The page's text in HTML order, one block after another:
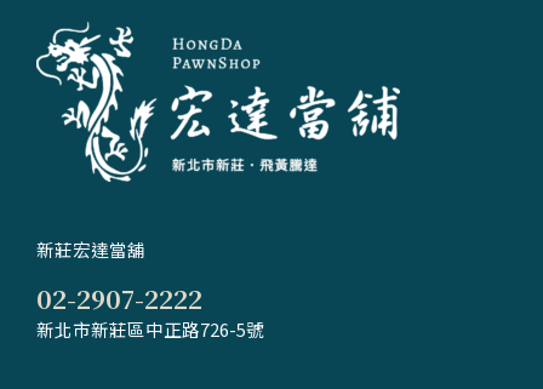
新莊宏達當舖
02-2907-2222
新北市新莊區中正路726-5號